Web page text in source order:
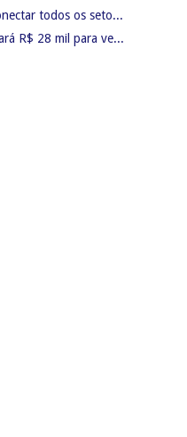
todos os seto...
R$ 28 mil para ve...